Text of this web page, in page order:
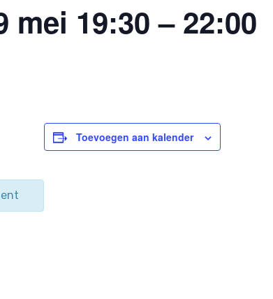
mei 19:30 – 22:00
Toevoegen aan kalender